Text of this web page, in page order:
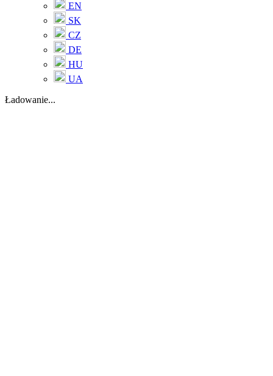
EN
SK
CZ
DE
HU
UA
Ładowanie...